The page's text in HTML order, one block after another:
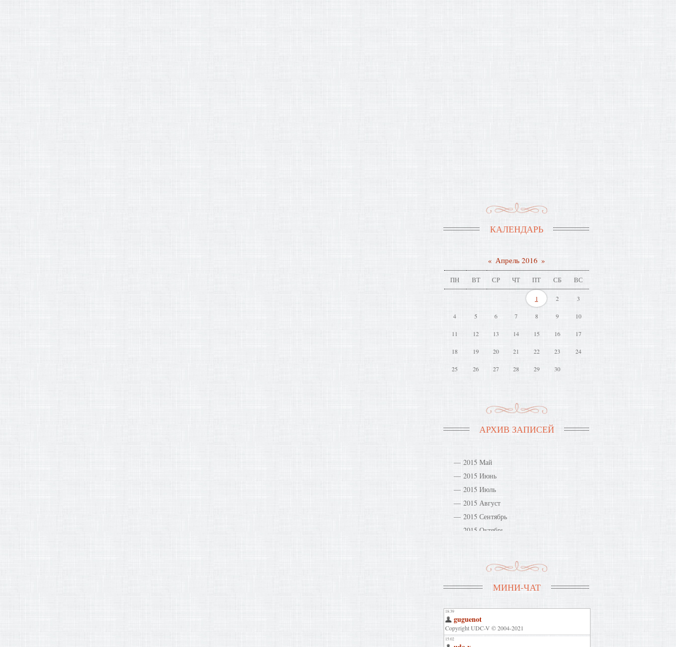
КАЛЕНДАРЬ
« Апрель 2016 »
ПН ВТ СР ЧТ ПТ СБ ВС
1 2 3
4 5 6 7 8 9 10
11 12 13 14 15 16 17
18 19 20 21 22 23 24
25 26 27 28 29 30
АРХИВ ЗАПИСЕЙ
2015 Май
2015 Июнь
2015 Июль
2015 Август
2015 Сентябрь
2015 Октябрь
2016 Февраль
2016 Март
2019 Июнь
2019 Октябрь
МИНИ-ЧАТ